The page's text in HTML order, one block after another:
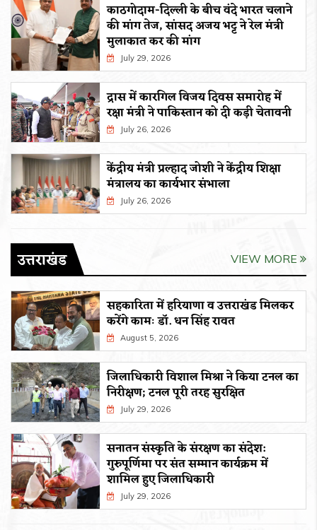
काठगोदाम-दिल्ली के बीच वंदे भारत चलाने
की मांग तेज, सांसद अजय भट्ट ने रेल मंत्री
मुलाकात कर की मांग
July 29, 2026
द्रास में कारगिल विजय दिवस समारोह में
रक्षा मंत्री ने पाकिस्तान को दी कड़ी चेतावनी
July 26, 2026
केंद्रीय मंत्री प्रल्हाद जोशी ने केंद्रीय शिक्षा
मंत्रालय का कार्यभार संभाला
July 26, 2026
उत्तराखंड VIEW MORE
सहकारिता में हरियाणा व उत्तराखंड मिलकर
करेंगे कामः डाॅ. धन सिंह रावत
August 5, 2026
जिलाधिकारी विशाल मिश्रा ने किया टनल का
निरीक्षण; टनल पूरी तरह सुरक्षित
July 29, 2026
सनातन संस्कृति के संरक्षण का संदेश:
गुरुपूर्णिमा पर संत सम्मान कार्यक्रम में
शामिल हुए जिलाधिकारी
July 29, 2026